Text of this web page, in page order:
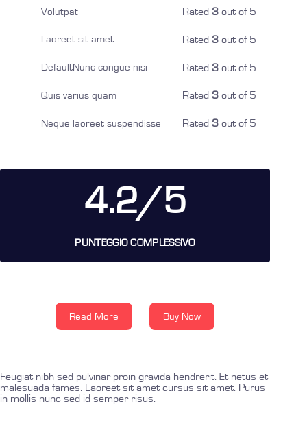
Volutpat Rated3 out of 5
Laoreet sit amet Rated3 out of 5
DefaultNunc congue nisi Rated3 out of 5
Quis varius quam Rated3 out of 5
Neque laoreet suspendisse Rated3 out of 5
4.2/5
PUNTEGGIO COMPLESSIVO
Read More Buy Now
Feugiat nibh sed pulvinar proin gravida hendrerit. Et netus et
malesuada fames. Laoreet sit amet cursus sit amet. Purus
in mollis nunc sed id semper risus.